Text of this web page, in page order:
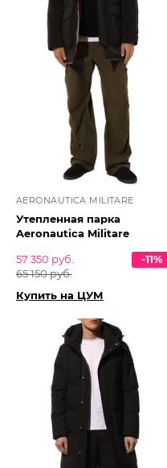
AERONAUTICA MILITARE
Утепленная парка
Aeronautica Militare
57 350 руб.
65 150 руб.
-11%
Купить на ЦУМ